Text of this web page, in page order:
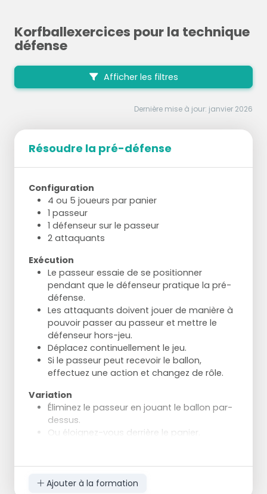
Korfballexercices pour la technique
défense
Afficher les filtres
Dernière mise à jour: janvier 2026
Résoudre la pré-défense
Configuration
4 ou 5 joueurs par panier
1 passeur
1 défenseur sur le passeur
2 attaquants
Exécution
Le passeur essaie de se positionner
pendant que le défenseur pratique la pré-
défense.
Les attaquants doivent jouer de manière à
pouvoir passer au passeur et mettre le
défenseur hors-jeu.
Déplacez continuellement le jeu.
Si le passeur peut recevoir le ballon,
effectuez une action et changez de rôle.
Variation
Éliminez le passeur en jouant le ballon par-
dessus.
Ou éloignez-vous derrière le panier.
Ajouter à la formation